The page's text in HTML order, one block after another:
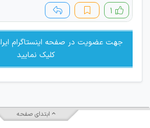
۱
جهت عضویت در صفحه اینستاگرام
کلیک نمایید
ابتدای صفحه